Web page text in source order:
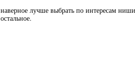
наверное лучше выбрать по интересам
остальное.